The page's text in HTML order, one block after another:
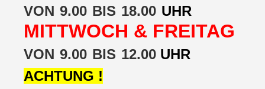
VON 9.00 BIS 18.00 UHR
MITTWOCH & FREITAG
VON 9.00 BIS 12.00 UHR
ACHTUNG !